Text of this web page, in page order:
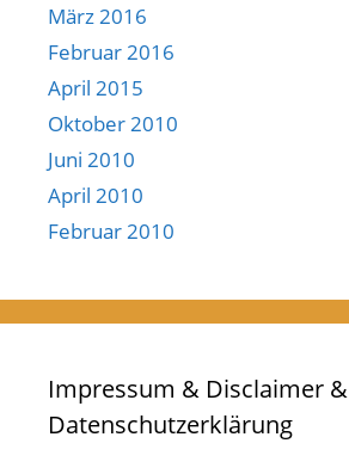
März 2016
Februar 2016
April 2015
Oktober 2010
Juni 2010
April 2010
Februar 2010
Impressum & Disclaimer &
Datenschutzerklärung